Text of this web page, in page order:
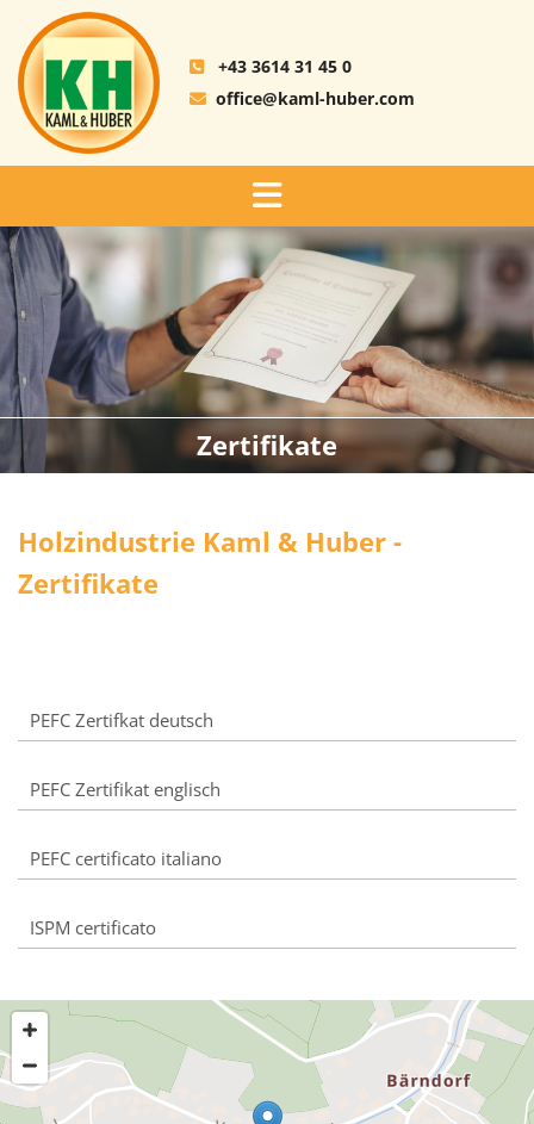
 +43 3614 31 45 0
 office@kaml-huber.com
Zertifikate
Holzindustrie Kaml & Huber -
Zertifikate
PEFC Zertifkat deutsch
PEFC Zertifikat englisch
PEFC certificato italiano
ISPM certificato